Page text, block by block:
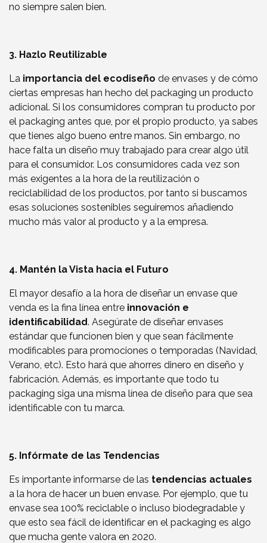
no siempre salen bien.
3. Hazlo Reutilizable
La importancia del ecodiseño de envases y de cómo
ciertas empresas han hecho del packaging un producto
adicional. Si los consumidores compran tu producto por
el packaging antes que, por el propio producto, ya sabes
que tienes algo bueno entre manos. Sin embargo, no
hace falta un diseño muy trabajado para crear algo útil
para el consumidor. Los consumidores cada vez son
más exigentes a la hora de la reutilización o
reciclabilidad de los productos, por tanto si buscamos
esas soluciones sostenibles seguiremos añadiendo
mucho más valor al producto y a la empresa.
4. Mantén la Vista hacia el Futuro
El mayor desafío a la hora de diseñar un envase que
venda es la fina línea entre innovación e
identificabilidad. Asegúrate de diseñar envases
estándar que funcionen bien y que sean fácilmente
modificables para promociones o temporadas (Navidad,
Verano, etc). Esto hará que ahorres dinero en diseño y
fabricación. Además, es importante que todo tu
packaging siga una misma línea de diseño para que sea
identificable con tu marca.
5. Infórmate de las Tendencias
Es importante informarse de las tendencias actuales
a la hora de hacer un buen envase. Por ejemplo, que tu
envase sea 100% reciclable o incluso biodegradable y
que esto sea fácil de identificar en el packaging es algo
que mucha gente valora en 2020.